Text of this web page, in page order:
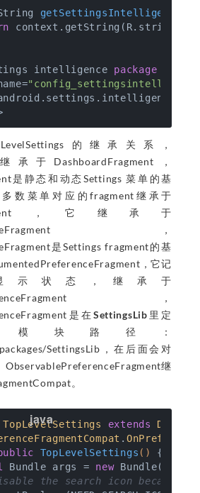
intelligence
package
的继承关系，
继承于DashboardFragment，
是静态和动态Settings 菜单的基
数菜单对应的fragment继承于
，它继承于
，
是Settings fragment的基
，它记
显示状态，继承于
，
是在SettingsLib 里定
模块路径：
SettingsLib，在后面会对
ObservablePreferenceFragment继
。
TopLevelSettings extends
.
TopLevelSettings ()
{
Bundle args = new Bundle();
the search icon because